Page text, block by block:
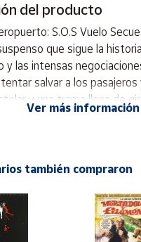
del producto
S.O.S Vuelo
que sigue la
y las intensas
salvar a los pasajeros
y una trama llena de
de 2012 mantendrá a los
Ver más información
también compraron